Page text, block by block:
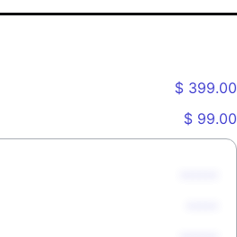
$ 399.00
$ 99.00